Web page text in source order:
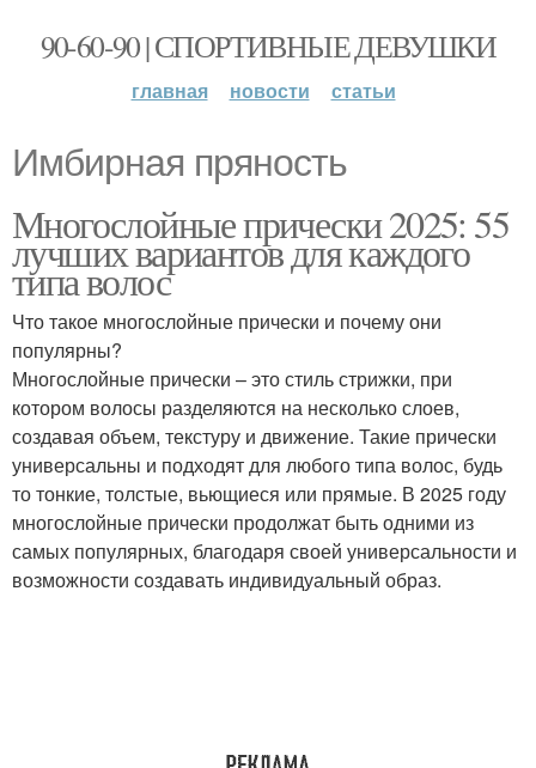
90-60-90 | СПОРТИВНЫЕ ДЕВУШКИ
главная новости статьи
Имбирная пряность
Многослойные прически 2025: 55
лучших вариантов для каждого
типа волос
Что такое многослойные прически и почему они
популярны?
Многослойные прически – это стиль стрижки, при
котором волосы разделяются на несколько слоев,
создавая объем, текстуру и движение. Такие прически
универсальны и подходят для любого типа волос, будь
то тонкие, толстые, вьющиеся или прямые. В 2025 году
многослойные прически продолжат быть одними из
самых популярных, благодаря своей универсальности и
возможности создавать индивидуальный образ.